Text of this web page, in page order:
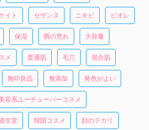
イト セザンヌ ニキビ ビオレ
保湿 唇の荒れ 大容量
メ 普通肌 毛穴 混合肌
無印良品 無添加 発色がよい
容系ユーチューバーコスメ
生堂 韓国コスメ 顔のテカリ